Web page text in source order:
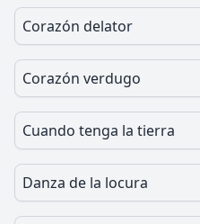
Corazón delator
Corazón verdugo
Cuando tenga la tierra
Danza de la locura